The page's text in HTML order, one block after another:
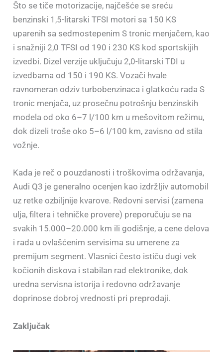
Što se tiče motorizacije, najčešće se sreću
benzinski 1,5-litarski TFSI motori sa 150 KS
uparenih sa sedmostepenim S tronic menjačem, kao
i snažniji 2,0 TFSI od 190 i 230 KS kod sportskijih
izvedbi. Dizel verzije uključuju 2,0-litarski TDI u
izvedbama od 150 i 190 KS. Vozači hvale
ravnomeran odziv turbobenzinaca i glatkoću rada S
tronic menjača, uz prosečnu potrošnju benzinskih
modela od oko 6–7 l/100 km u mešovitom režimu,
dok dizeli troše oko 5–6 l/100 km, zavisno od stila
vožnje.
Kada je reč o pouzdanosti i troškovima održavanja,
Audi Q3 je generalno ocenjen kao izdržljiv automobil
uz retke ozbiljnije kvarove. Redovni servisi (zamena
ulja, filtera i tehničke provere) preporučuju se na
svakih 15.000–20.000 km ili godišnje, a cene delova
i rada u ovlašćenim servisima su umerene za
premijum segment. Vlasnici često ističu dugi vek
kočionih diskova i stabilan rad elektronike, dok
uredna servisna istorija i redovno održavanje
doprinose dobroj vrednosti pri preprodaji.
Zaključak